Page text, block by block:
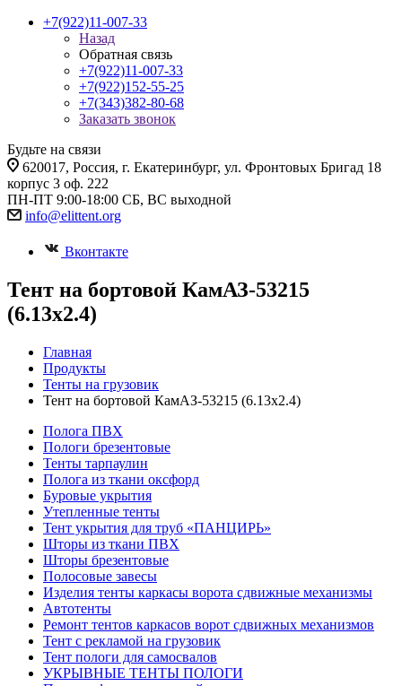
+7(922)11-007-33
Назад
Обратная связь
+7(922)11-007-33
+7(922)152-55-25
+7(343)382-80-68
Заказать звонок
Будьте на связи
620017, Россия, г. Екатеринбург, ул. Фронтовых Бригад 18
корпус 3 оф. 222
ПН-ПТ 9:00-18:00 СБ, ВС выходной
info@elittent.org
Вконтакте
Тент на бортовой КамАЗ-53215
(6.13х2.4)
Главная
Продукты
Тенты на грузовик
Тент на бортовой КамАЗ-53215 (6.13х2.4)
Полога ПВХ
Пологи брезентовые
Тенты тарпаулин
Полога из ткани оксфорд
Буровые укрытия
Утепленные тенты
Тент укрытия для труб «ПАНЦИРЬ»
Шторы из ткани ПВХ
Шторы брезентовые
Полосовые завесы
Изделия тенты каркасы ворота сдвижные механизмы
Автотенты
Ремонт тентов каркасов ворот сдвижных механизмов
Тент с рекламой на грузовик
Тент пологи для самосвалов
УКРЫВНЫЕ ТЕНТЫ ПОЛОГИ